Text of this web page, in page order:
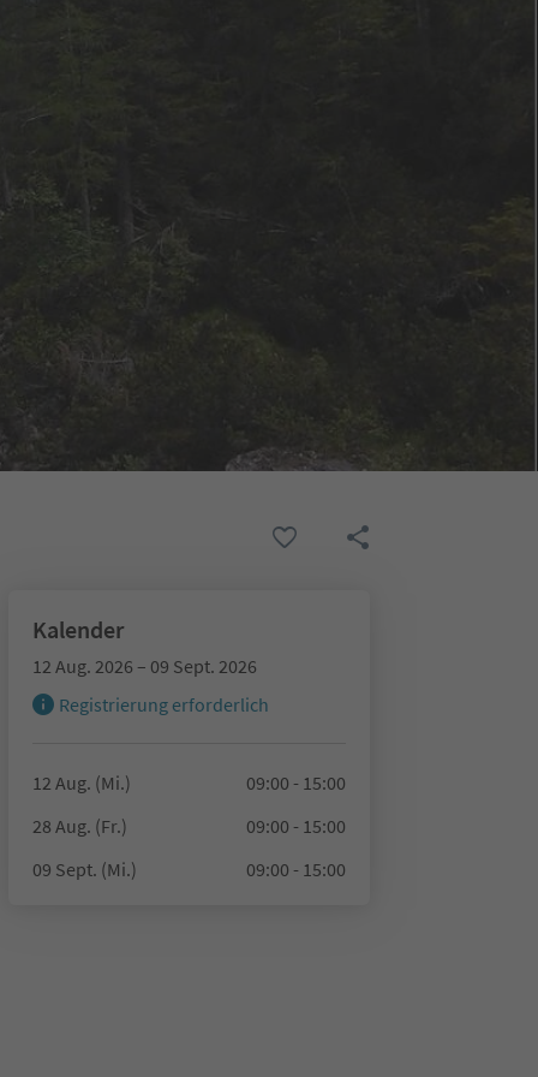
Kalender
12 Aug. 2026 – 09 Sept. 2026
Registrierung erforderlich
12 Aug. (Mi.)
09:00 - 15:00
28 Aug. (Fr.)
09:00 - 15:00
09 Sept. (Mi.)
09:00 - 15:00